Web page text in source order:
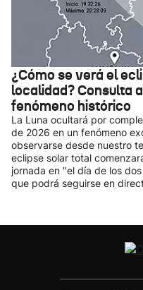
¿Cómo se verá el
localidad? Consulta
fenómeno histórico
La Luna ocultará por
de 2026 en un fenómeno
observarse desde nuestro
eclipse solar total
jornada en "el día de los
que podrá seguirse en